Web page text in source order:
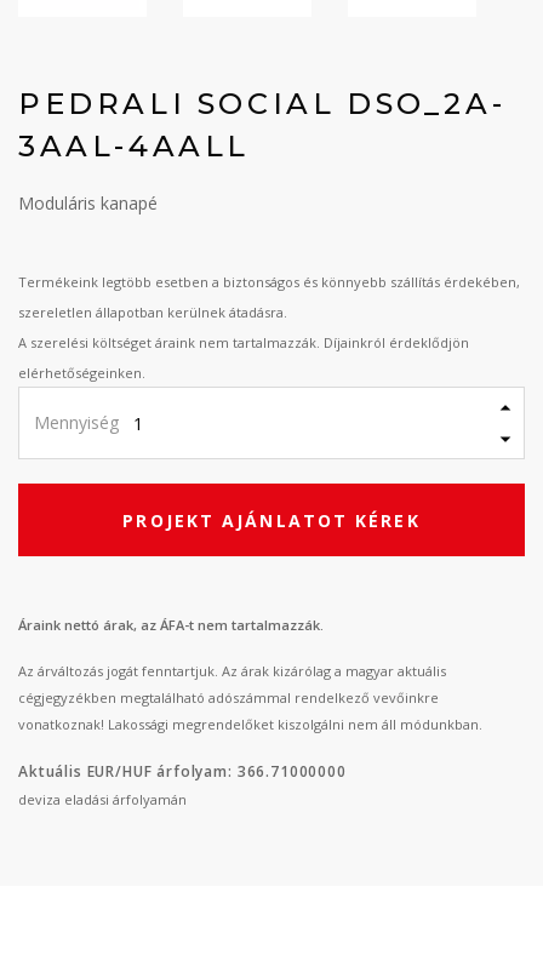
PEDRALI SOCIAL DSO_2A-
3AAL-4AALL
Moduláris kanapé
Termékeink legtöbb esetben a biztonságos és könnyebb szállítás érdekében,
szereletlen állapotban kerülnek átadásra.
A szerelési költséget áraink nem tartalmazzák. Díjainkról érdeklődjön
elérhetőségeinken.
Mennyiség
PROJEKT AJÁNLATOT KÉREK
Áraink nettó árak, az ÁFA-t nem tartalmazzák.
Az árváltozás jogát fenntartjuk. Az árak kizárólag a magyar aktuális
cégjegyzékben megtalálható adószámmal rendelkező vevőinkre
vonatkoznak! Lakossági megrendelőket kiszolgálni nem áll módunkban.
Aktuális EUR/HUF árfolyam: 366.71000000
deviza eladási árfolyamán